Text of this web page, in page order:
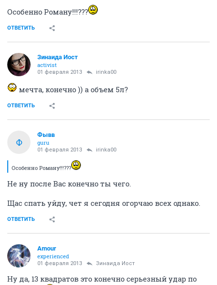
Особенно Роману!!!???
ОТВЕТИТЬ
Зинаида Иост
activist
01 февраля 2013 irinka00
мечта, конечно )) а объем 5л?
ОТВЕТИТЬ
Ф
Фывв
guru
01 февраля 2013 irinka00
Особенно Роману!!!???
Не ну после Вас конечно ты чего.
Щас спать уйду, чет я сегодня огорчаю всех однако.
ОТВЕТИТЬ
Аmоur
experienced
01 февраля 2013 Зинаида Иост
Ну да, 13 квадратов это конечно серьезный удар по